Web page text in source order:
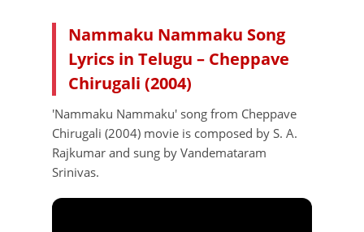
Nammaku Nammaku Song
Lyrics in Telugu – Cheppave
Chirugali (2004)
'Nammaku Nammaku' song from Cheppave
Chirugali (2004) movie is composed by S. A.
Rajkumar and sung by Vandemataram
Srinivas.